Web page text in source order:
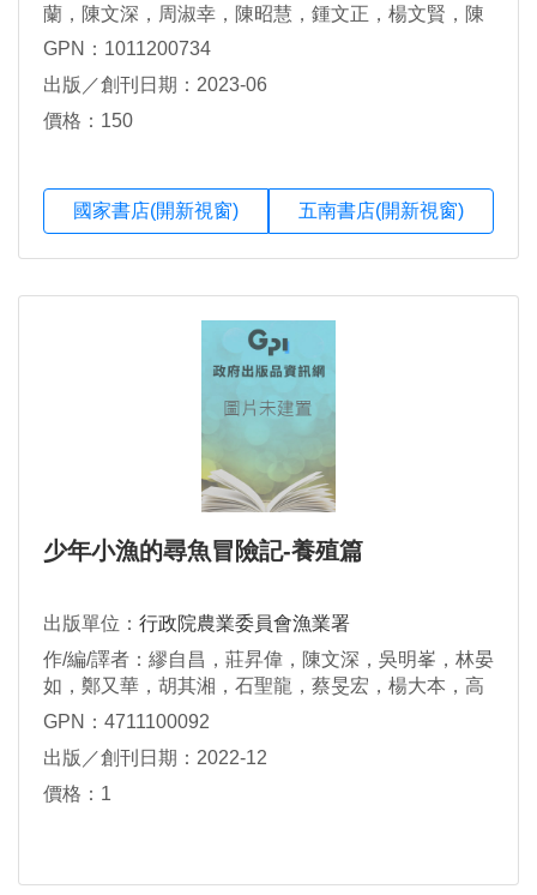
蘭，陳文深，周淑幸，陳昭慧，鍾文正，楊文賢，陳
彥臻
GPN：1011200734
出版／創刊日期：2023-06
價格：150
國家書店(開新視窗) 五南書店(開新視窗)
少年小漁的尋魚冒險記-養殖篇
出版單位： 行政院農業委員會漁業署
作/編/譯者：繆⾃昌，莊昇偉，陳文深，吳明峯，林晏
如，鄭又華，胡其湘，石聖龍，蔡旻宏，楊大本，⾼
⽟瑄，黃鈺凱
GPN：4711100092
出版／創刊日期：2022-12
價格：1